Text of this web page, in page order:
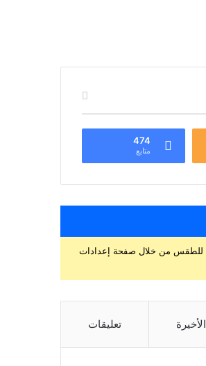
474
متابع
يجب عليك إضافة مفتاح API للطقس من خلال صفحة إعدادات
الأخيرة تعليقات